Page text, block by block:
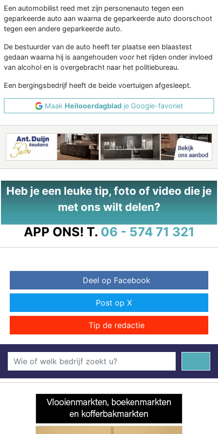
Een automobilist reed met zijn personenauto tegen een
geparkeerde auto aan waarna de geparkeerde auto doorschoot
tegen een andere geparkeerde auto.
De bestuurder van de auto heeft ter plaatse een blaastest
gedaan waarna hij is aangehouden voor het rijden onder invloed
van alcohol en is overgebracht naar het politiebureau.
Een bergingsbedrijf heeft de beide voertuigen afgesleept.
Maak Heilooerdagblad je Google-favoriet
Heb je een leuke tip, foto of video die je
met ons wilt delen?
APP ONS! T. 06 - 574 71 321
Deel op Facebook
Post op X
Tip de redactie